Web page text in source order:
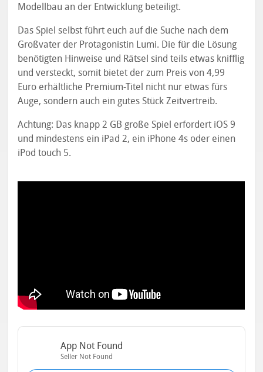
Modellbau an der Entwicklung beteiligt.
Das Spiel selbst führt euch auf die Suche nach dem
Großvater der Protagonistin Lumi. Die für die Lösung
benötigten Hinweise und Rätsel sind teils etwas knifflig
und versteckt, somit bietet der zum Preis von 4,99
Euro erhältliche Premium-Titel nicht nur etwas fürs
Auge, sondern auch ein gutes Stück Zeitvertreib.
Achtung: Das knapp 2 GB große Spiel erfordert iOS 9
und mindestens ein iPad 2, ein iPhone 4s oder einen
iPod touch 5.
App Not Found
Seller Not Found